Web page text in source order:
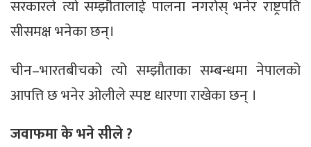
सरकारले त्यो सम्झौतालाई पालना नगरोस् भनेर राष्ट्रपति
सीसमक्ष भनेका छन्।
चीन–भारतबीचको त्यो सम्झौताका सम्बन्धमा नेपालको
आपत्ति छ भनेर ओलीले स्पष्ट धारणा राखेका छन् ।
जवाफमाके भने सीले ?